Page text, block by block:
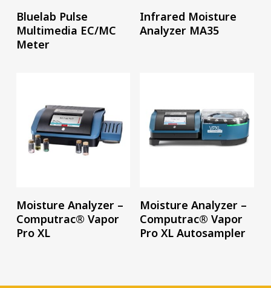
อ่านเพิ่ม
Bluelab Pulse
Multimedia EC/MC
Meter
อ่านเพิ่ม
Infrared Moisture
Analyzer MA35
อ่านเพิ่ม
Moisture Analyzer –
Computrac® Vapor
Pro XL
อ่านเพิ่ม
Moisture Analyzer –
Computrac® Vapor
Pro XL Autosampler